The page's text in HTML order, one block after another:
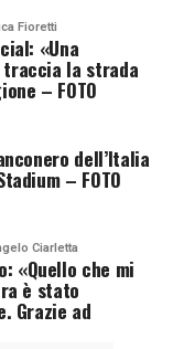
Fioretti
«Una
la strada
– FOTO
dell’Italia
– FOTO
Ciarletta
«Quello che mi
è stato
Grazie ad